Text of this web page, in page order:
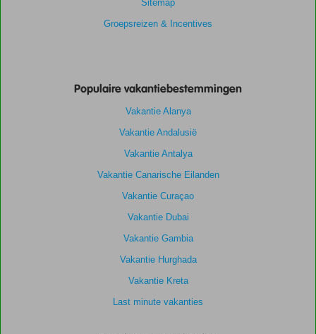
Sitemap
Groepsreizen & Incentives
Populaire vakantiebestemmingen
Vakantie Alanya
Vakantie Andalusië
Vakantie Antalya
Vakantie Canarische Eilanden
Vakantie Curaçao
Vakantie Dubai
Vakantie Gambia
Vakantie Hurghada
Vakantie Kreta
Last minute vakanties